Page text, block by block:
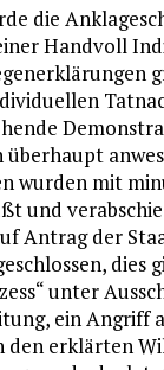
die
Handvoll
überhaupt
wurden mit
und
Antrag der
unter
ein Angriff
den erklärten